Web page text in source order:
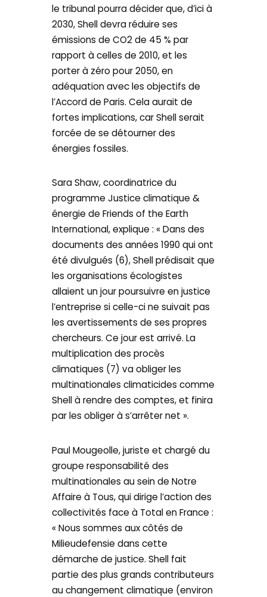
le tribunal pourra décider que, d’ici à
2030, Shell devra réduire ses
émissions de CO2 de 45 % par
rapport à celles de 2010, et les
porter à zéro pour 2050, en
adéquation avec les objectifs de
l’Accord de Paris. Cela aurait de
fortes implications, car Shell serait
forcée de se détourner des
énergies fossiles.
Sara Shaw, coordinatrice du
programme Justice climatique &
énergie de Friends of the Earth
International, explique : « Dans des
documents des années 1990 qui ont
été divulgués (6), Shell prédisait que
les organisations écologistes
allaient un jour poursuivre en justice
l’entreprise si celle-ci ne suivait pas
les avertissements de ses propres
chercheurs. Ce jour est arrivé. La
multiplication des procès
climatiques (7) va obliger les
multinationales climaticides comme
Shell à rendre des comptes, et finira
par les obliger à s’arrêter net ».
Paul Mougeolle, juriste et chargé du
groupe responsabilité des
multinationales au sein de Notre
Affaire à Tous, qui dirige l’action des
collectivités face à Total en France :
« Nous sommes aux côtés de
Milieudefensie dans cette
démarche de justice. Shell fait
partie des plus grands contributeurs
au changement climatique (environ